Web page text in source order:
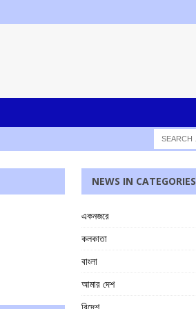
NEWS IN CATEGORIES
একনজরে
কলকাতা
বাংলা
আমার দেশ